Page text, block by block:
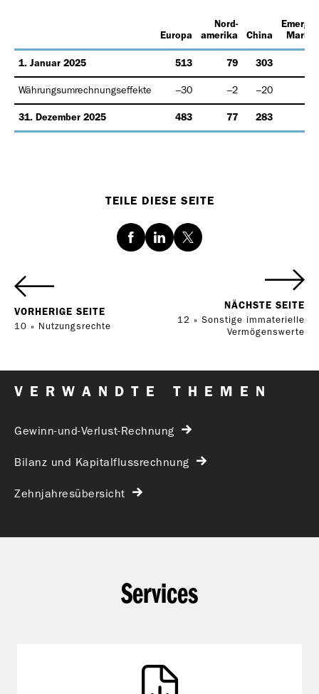
Europa
Nord-
amerika
China
1. Januar 2025 513 79 303
Währungsumrechnungseffekte –30 –2 –20
31. Dezember 2025 483 77 283
TEILE DIESE SEITE
FacebookLinkedInTwitter
VORHERIGE SEITE
10 » Nutzungsrechte
NÄCHSTE SEITE
12 » Sonstige immaterielle
Vermögenswerte
VERWANDTE THEMEN
Gewinn-und-Verlust-Rechnung
Bilanz und Kapitalflussrechnung
Zehnjahresübersicht
Services